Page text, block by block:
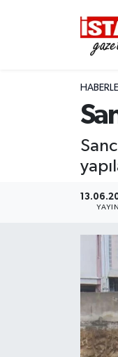
EKONOMİ
İSTANBUL
MAGAZİN
KÜLTÜR SANAT
BİLİM VE
Nöbetçi
Hava Durumu
Trafik Durumu
Süper Lig
Tüm
Son Dakika